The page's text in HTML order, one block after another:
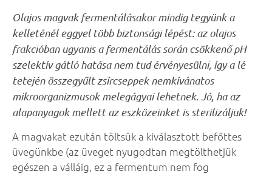
Olajos magvak fermentálásakor mindig tegyünk a
kelleténél eggyel több biztonsági lépést: az olajos
frakcióban ugyanis a fermentálás során csökkenő pH
szelektív gátló hatása nem tud érvényesülni, így a lé
tetején összegyűlt zsírcseppek nemkívánatos
mikroorganizmusok melegágyai lehetnek. Jó, ha az
alapanyagok mellett az eszközeinket is sterilizáljuk!
A magvakat ezután töltsük a kiválasztott befőttes
üvegünkbe (az üveget nyugodtan megtölthetjük
egészen a válláig, ez a fermentum nem fog